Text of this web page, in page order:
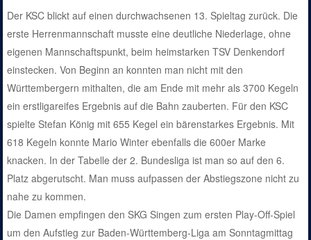
Der KSC blickt auf einen durchwachsenen 13. Spieltag zurück. Die
erste Herrenmannschaft musste eine deutliche Niederlage, ohne
eigenen Mannschaftspunkt, beim heimstarken TSV Denkendorf
einstecken. Von Beginn an konnten man nicht mit den
Württembergern mithalten, die am Ende mit mehr als 3700 Kegeln
ein erstligareifes Ergebnis auf die Bahn zauberten. Für den KSC
spielte Stefan König mit 655 Kegel ein bärenstarkes Ergebnis. Mit
618 Kegeln konnte Mario Winter ebenfalls die 600er Marke
knacken. In der Tabelle der 2. Bundesliga ist man so auf den 6.
Platz abgerutscht. Man muss aufpassen der Abstiegszone nicht zu
nahe zu kommen.
Die Damen empfingen den SKG Singen zum ersten Play-Off-Spiel
um den Aufstieg zur Baden-Württemberg-Liga am Sonntagmittag